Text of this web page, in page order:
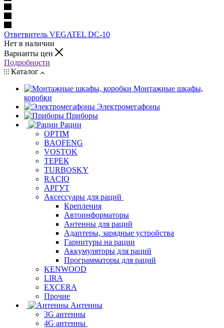
Ответвитель VEGATEL DC-10
Нет в наличии
Варианты цен
Подробности
Каталог
Монтажные шкафы,
коробки
Электромегафоны
Приборы
Рации
OPTIM
BAOFENG
VOSTOK
ТЕРЕК
TURBOSKY
RACIO
АРГУТ
Аксессуары для раций
Крепления
Автоинформаторы
Антенны для раций
Адаптеры, зарядные устройства
Гарнитуры на рации
Аккумуляторы для раций
Программаторы для раций
KENWOOD
LIRA
EXCERA
Прочие
Антенны
3G антенны
4G антенны